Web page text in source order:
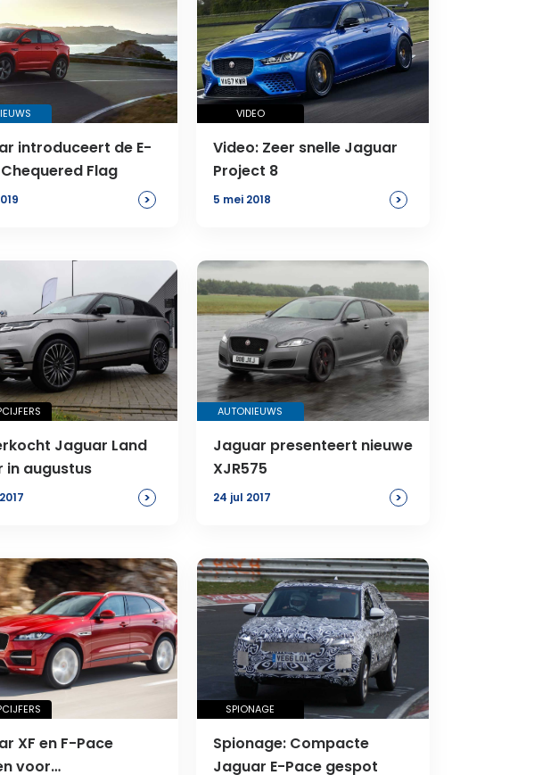
introduceert de E-
Flag
>
VIDEO
Video: Zeer snelle Jaguar
Project 8
5 mei 2018 >
Jaguar Land
in augustus
>
AUTONIEUWS
Jaguar presenteert nieuwe
XJR575
24 jul 2017 >
XF en F-Pace
voor
SPIONAGE
Spionage: Compacte
Jaguar E-Pace gespot